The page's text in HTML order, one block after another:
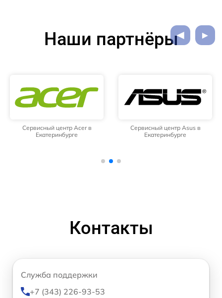
Наши партнёры
Сервисный центр Acer в
Екатеринбурге
Сервисный центр Asus в
Екатеринбурге
Контакты
Служба поддержки
+7 (343) 226-93-53